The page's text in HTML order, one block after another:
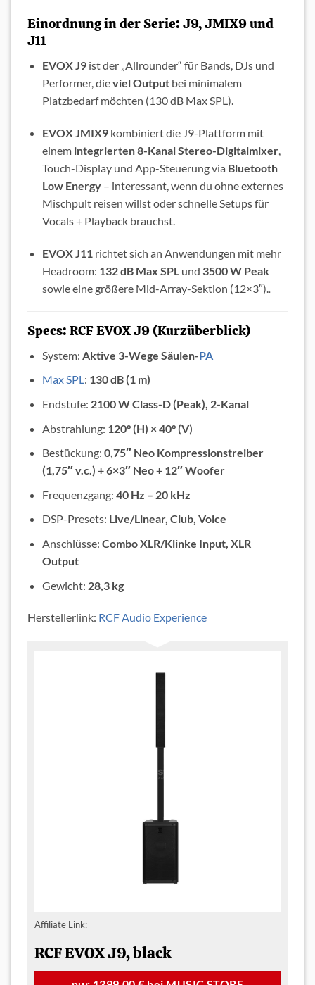
Einordnung in der Serie: J9, JMIX9 und
J11
EVOX J9ist der „Allrounder“ für Bands, DJs und
Performer, dieviel Outputbei minimalem
Platzbedarf möchten (130 dB Max SPL).
EVOX JMIX9kombiniert die J9-Plattform mit
einem integrierten 8-Kanal Stereo-Digitalmixer,
Touch-Display und App-Steuerung via Bluetooth
Low Energy– interessant, wenn du ohne externes
Mischpult reisen willst oder schnelle Setups für
Vocals + Playback brauchst.
EVOX J11 richtet sich an Anwendungen mit mehr
Headroom: 132 dB Max SPL und 3500 W Peak
sowie eine größere Mid-Array-Sektion (12×3″). .
Specs: RCF EVOX J9 (Kurzüberblick)
System: Aktive 3-Wege Säulen-PA
Max SPL: 130 dB (1 m)
Endstufe: 2100 W Class-D (Peak), 2-Kanal
Abstrahlung: 120° (H) × 40° (V)
Bestückung: 0,75″ Neo Kompressionstreiber
(1,75″ v.c.) + 6×3″ Neo + 12″ Woofer
Frequenzgang: 40 Hz – 20 kHz
DSP-Presets: Live/Linear, Club, Voice
Anschlüsse: Combo XLR/Klinke Input, XLR
Output
Gewicht: 28,3 kg
Herstellerlink: RCF Audio Experience
Affiliate Link:
RCF EVOX J9, black